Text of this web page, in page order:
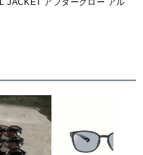
JACKET アフターグロー アル